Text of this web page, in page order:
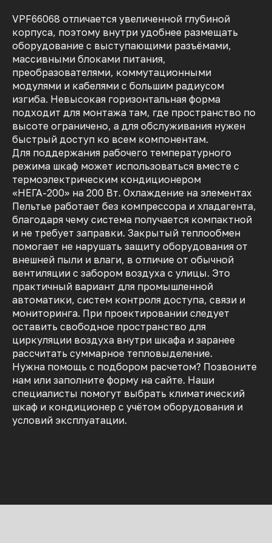
VPF66068 отличается увеличенной глубиной
корпуса, поэтому внутри удобнее размещать
оборудование с выступающими разъёмами,
массивными блоками питания,
преобразователями, коммутационными
модулями и кабелями с большим радиусом
изгиба. Невысокая горизонтальная форма
подходит для монтажа там, где пространство по
высоте ограничено, а для обслуживания нужен
быстрый доступ ко всем компонентам.
Для поддержания рабочего температурного
режима шкаф может использоваться вместе с
термоэлектрическим кондиционером
«НЕГА-200» на 200 Вт. Охлаждение на элементах
Пельтье работает без компрессора и хладагента,
благодаря чему система получается компактной
и не требует заправки. Закрытый теплообмен
помогает не нарушать защиту оборудования от
внешней пыли и влаги, в отличие от обычной
вентиляции с забором воздуха с улицы. Это
практичный вариант для промышленной
автоматики, систем контроля доступа, связи и
мониторинга. При проектировании следует
оставить свободное пространство для
циркуляции воздуха внутри шкафа и заранее
рассчитать суммарное тепловыделение.
Нужна помощь с подбором расчетом? Позвоните
нам или заполните форму на сайте. Наши
специалисты помогут выбрать климатический
шкаф и кондиционер с учётом оборудования и
условий эксплуатации.